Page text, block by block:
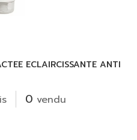
ECLAIRCISSANTE ANTI
0 vendu